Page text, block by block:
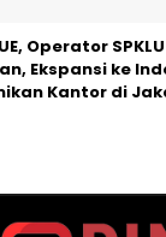
Operator
Ekspansi ke
Kantor di